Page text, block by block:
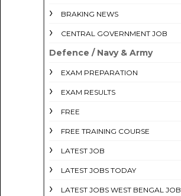
BRAKING NEWS
CENTRAL GOVERNMENT JOB
Defence / Navy & Army
EXAM PREPARATION
EXAM RESULTS
FREE
FREE TRAINING COURSE
LATEST JOB
LATEST JOBS TODAY
LATEST JOBS WEST BENGAL JOB